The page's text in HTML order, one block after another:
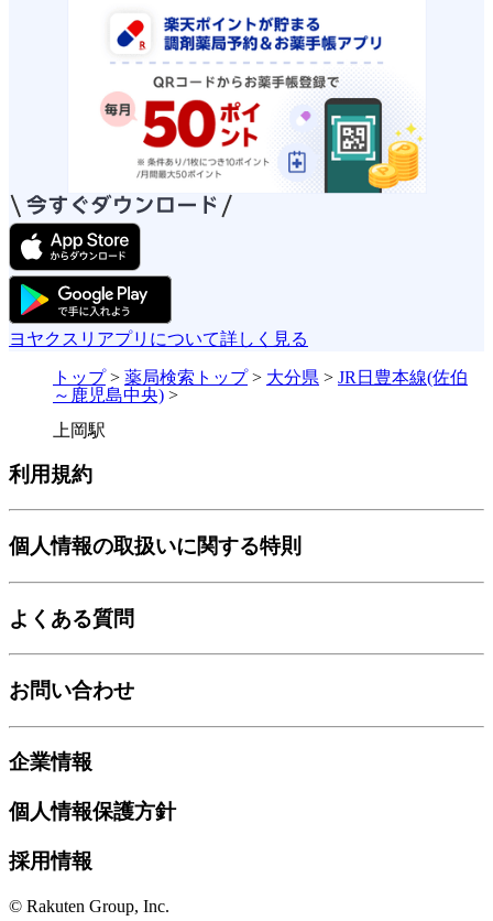
ヨヤクスリアプリについて詳しく見る
トップ> 薬局検索トップ> 大分県 > JR日豊本線(佐伯
～鹿児島中央) >
上岡駅
利用規約
個人情報の取扱いに関する特則
よくある質問
お問い合わせ
企業情報
個人情報保護方針
採用情報
© Rakuten Group, Inc.